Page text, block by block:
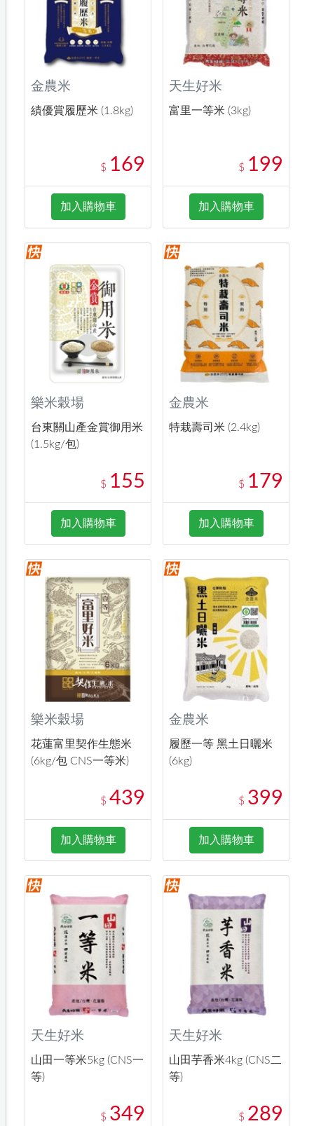
金農米
績優賞履歷米 (1.8kg)
$ 169
加入購物車
天生好米
富里一等米 (3kg)
$ 199
加入購物車
樂米穀場
台東關山產金賞御用米
(1.5kg/包)
$ 155
加入購物車
金農米
特栽壽司米 (2.4kg)
$ 179
加入購物車
樂米穀場
花蓮富里契作生態米
(6kg/包 CNS一等米)
$ 439
加入購物車
金農米
履歷一等 黑土日曬米
(6kg)
$ 399
加入購物車
天生好米
山田一等米5kg (CNS一
等)
$ 349
天生好米
山田芋香米4kg (CNS二
等)
$ 289